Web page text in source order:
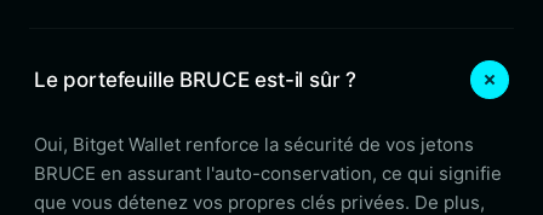
Le portefeuille BRUCE est-il sûr ?
Oui, Bitget Wallet renforce la sécurité de vos jetons
BRUCE en assurant l'auto-conservation, ce qui signifie
que vous détenez vos propres clés privées. De plus,